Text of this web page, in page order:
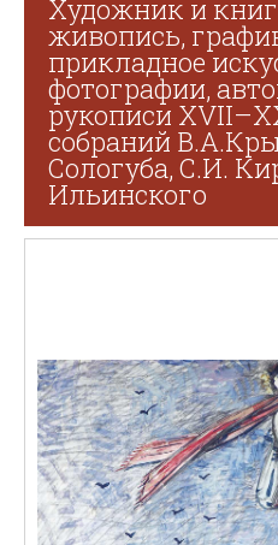
Художник и
живопись,
прикладное
фотографии,
рукописи
собраний
Сологуба, С.И.
Ильинского